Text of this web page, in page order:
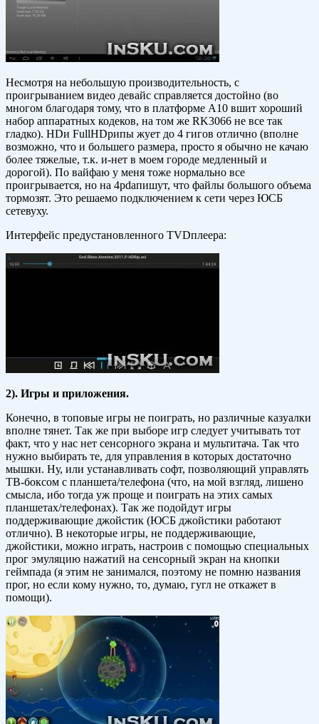
Несмотря на небольшую производительность, с
проигрыванием видео девайс справляется достойно (во
многом благодаря тому, что в платформе А10 вшит хороший
набор аппаратных кодеков, на том же RK3066 не все так
гладко). HDи FullHDрипы жует до 4 гигов отлично (вполне
возможно, что и большего размера, просто я обычно не качаю
более тяжелые, т.к. и-нет в моем городе медленный и
дорогой). По вайфаю у меня тоже нормально все
проигрывается, но на 4pdaпишут, что файлы большого объема
тормозят. Это решаемо подключением к сети через ЮСБ
сетевуху.
Интерфейс предустановленного TVDплеера:
2). Игры и приложения.
Конечно, в топовые игры не поиграть, но различные казуалки
вполне тянет. Так же при выборе игр следует учитывать тот
факт, что у нас нет сенсорного экрана и мультитача. Так что
нужно выбирать те, для управления в которых достаточно
мышки. Ну, или устанавливать софт, позволяющий управлять
ТВ-боксом с планшета/телефона (что, на мой взгляд, лишено
смысла, ибо тогда уж проще и поиграть на этих самых
планшетах/телефонах). Так же подойдут игры
поддерживающие джойстик (ЮСБ джойстики работают
отлично). В некоторые игры, не поддерживающие,
джойстики, можно играть, настроив с помощью специальных
прог эмуляцию нажатий на сенсорный экран на кнопки
геймпада (я этим не занимался, поэтому не помню названия
прог, но если кому нужно, то, думаю, гугл не откажет в
помощи).